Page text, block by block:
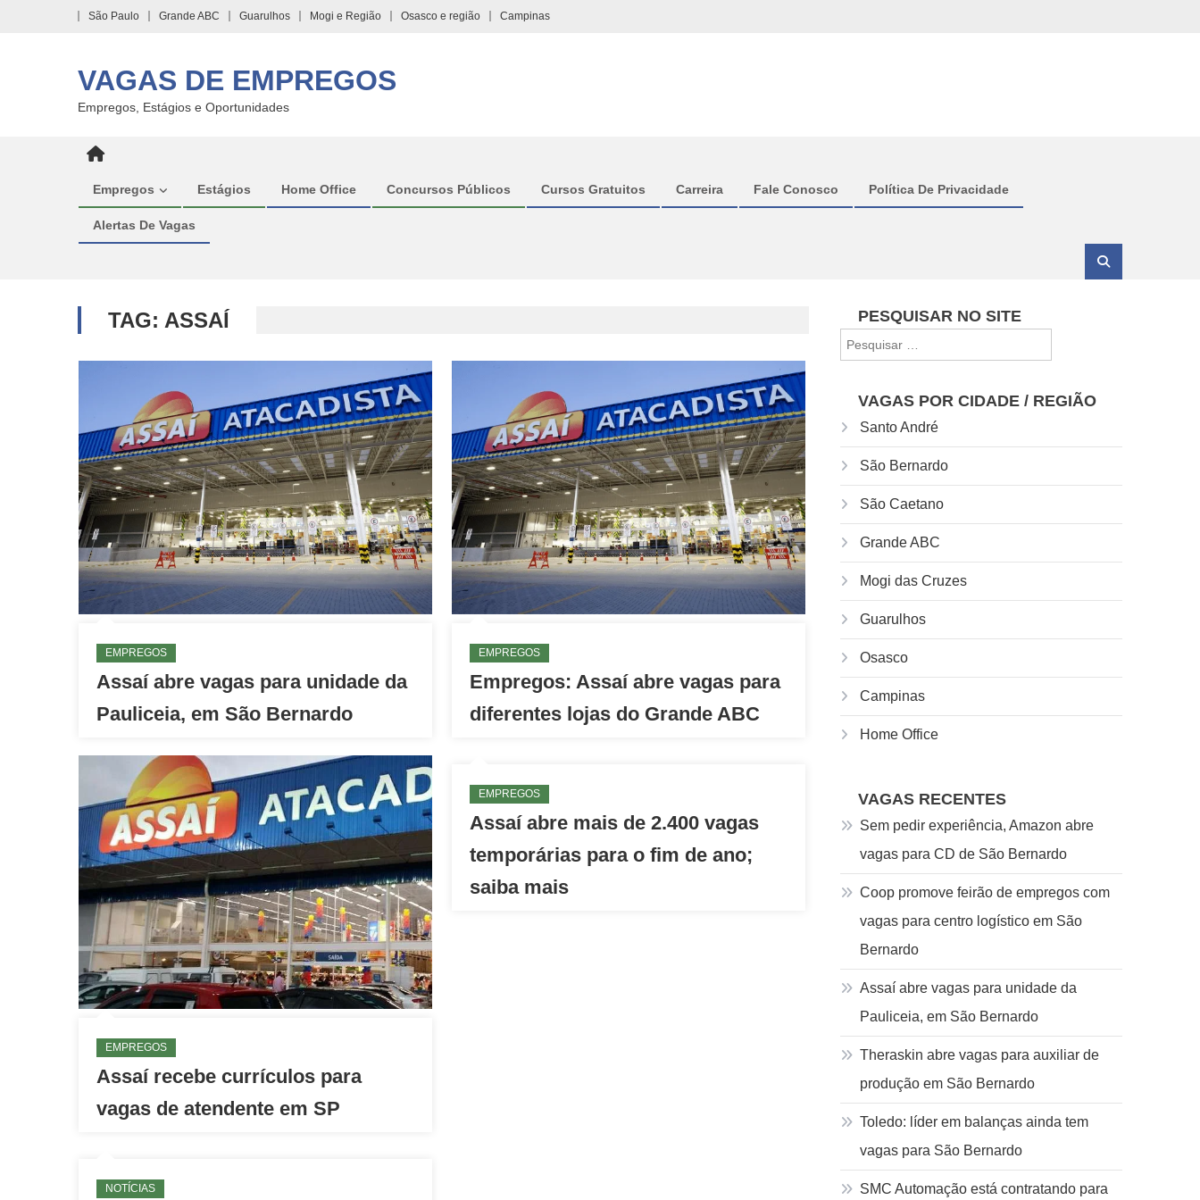
São Paulo Grande ABC Guarulhos Mogi e Região Osasco e região Campinas
VAGAS DE EMPREGOS
Empregos, Estágios e Oportunidades
Empregos Estágios Home Office Concursos Públicos Cursos Gratuitos Carreira Fale Conosco Política De Privacidade
Alertas De Vagas
TAG: ASSAÍ
EMPREGOS
Assaí abre vagas para unidade da
Pauliceia, em São Bernardo
EMPREGOS
Empregos: Assaí abre vagas para
diferentes lojas do Grande ABC
EMPREGOS
Assaí recebe currículos para
vagas de atendente em SP
EMPREGOS
Assaí abre mais de 2.400 vagas
temporárias para o fim de ano;
saiba mais
NOTÍCIAS
PESQUISAR NO SITE
por:
VAGAS POR CIDADE / REGIÃO
Santo André
São Bernardo
São Caetano
Grande ABC
Mogi das Cruzes
Guarulhos
Osasco
Campinas
Home Office
VAGAS RECENTES
Sem pedir experiência, Amazon abre
vagas para CD de São Bernardo
Coop promove feirão de empregos com
vagas para centro logístico em São
Bernardo
Assaí abre vagas para unidade da
Pauliceia, em São Bernardo
Theraskin abre vagas para auxiliar de
produção em São Bernardo
Toledo: líder em balanças ainda tem
vagas para São Bernardo
SMC Automação está contratando para